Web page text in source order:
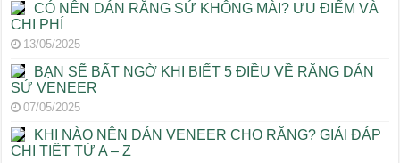
CÓ NÊN DÁN RĂNG SỨ KHÔNG MÀI? ƯU ĐIỂM VÀ
CHI PHÍ
13/05/2025
BẠN SẼ BẤT NGỜ KHI BIẾT 5 ĐIỀU VỀ RĂNG DÁN
SỨ VENEER
07/05/2025
KHI NÀO NÊN DÁN VENEER CHO RĂNG? GIẢI ĐÁP
CHI TIẾT TỪ A – Z